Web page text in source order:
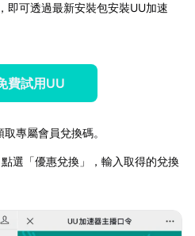
即可透過最新安裝包安裝UU加速
費試用UU
專屬會員兌換碼。
選「優惠兌換」，輸入取得的兌換